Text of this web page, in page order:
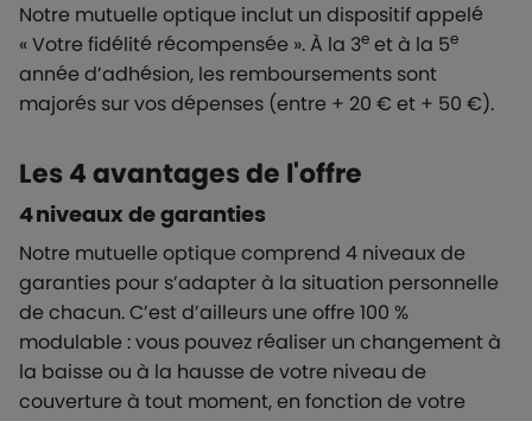
Notre mutuelle optique inclut un dispositif appelé
« Votre fidélité récompensée ». À la 3e et à la 5e
année d’adhésion, les remboursements sont
majorés sur vos dépenses (entre + 20 € et + 50 €).
Les 4 avantages de l'offre
4 niveaux de garanties
Notre mutuelle optique comprend 4 niveaux de
garanties pour s’adapter à la situation personnelle
de chacun. C’est d’ailleurs une offre 100 %
modulable : vous pouvez réaliser un changement à
la baisse ou à la hausse de votre niveau de
couverture à tout moment, en fonction de votre